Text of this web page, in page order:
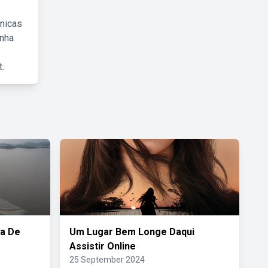
De
Um Lugar Bem Longe Daqui
Assistir Online
25 September 2024